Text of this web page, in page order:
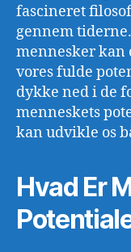
fascineret
gennem
mennesker kan
vores fulde
dykke ned i de
menneskets
kan udvikle os
Hvad Er